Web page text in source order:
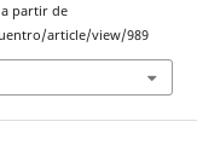
a partir de
article/view/989